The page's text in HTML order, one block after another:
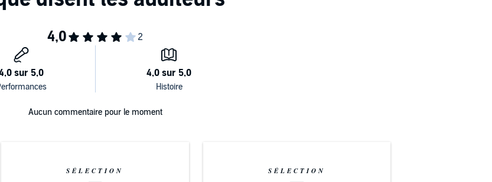
Aucun commentaire pour le moment
SÉLECTION SÉLECTION